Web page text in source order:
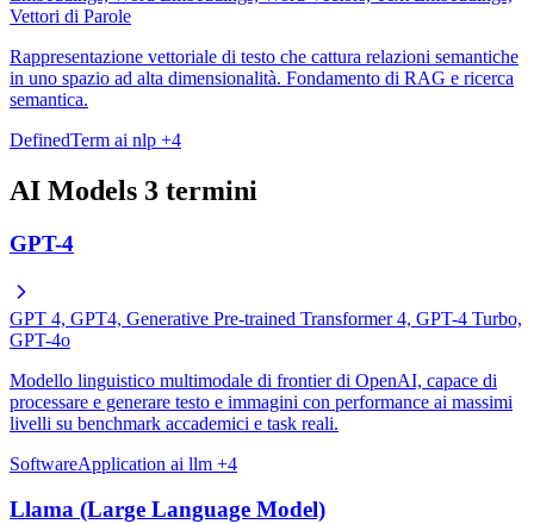
Vettori di Parole
Rappresentazione vettoriale di testo che cattura relazioni semantiche
in uno spazio ad alta dimensionalità. Fondamento di RAG e ricerca
semantica.
DefinedTerm ai nlp +4
AI Models 3 termini
GPT-4
GPT 4, GPT4, Generative Pre-trained Transformer 4, GPT-4 Turbo,
GPT-4o
Modello linguistico multimodale di frontier di OpenAI, capace di
processare e generare testo e immagini con performance ai massimi
livelli su benchmark accademici e task reali.
SoftwareApplication ai llm +4
Llama (Large Language Model)